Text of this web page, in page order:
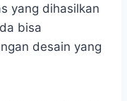
yang dihasilkan
bisa
desain yang